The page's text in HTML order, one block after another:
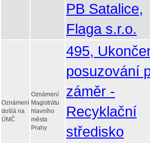
PB Satalice,
Flaga s.r.o.
Oznámení
došlá na
ÚMČ
Oznámení
Magistrátu
hlavního
města
Prahy
495,
posuzování
záměr -
Recyklační
středisko